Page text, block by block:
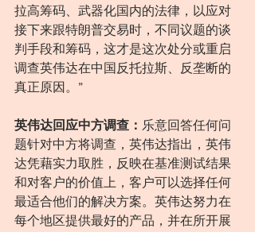
拉高筹码、武器化国内的法律，以应对
接下来跟特朗普交易时，不同议题的谈
判手段和筹码，这才是这次处分或重启
调查英伟达在中国反托拉斯、反垄断的
真正原因。”
英伟达回应中方调查： 乐意回答任何问
题针对中方将调查，英伟达指出，英伟
达凭藉实力取胜，反映在基准测试结果
和对客户的价值上，客户可以选择任何
最适合他们的解决方案。英伟达努力在
每个地区提供最好的产品，并在所开展